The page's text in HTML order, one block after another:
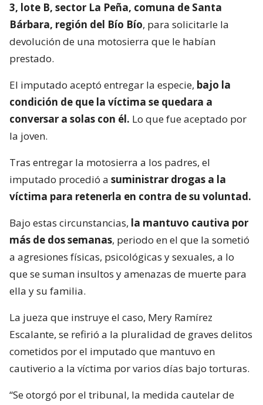
3, lote B, sector La Peña, comuna de Santa
Bárbara, región del Bío Bío, para solicitarle la
devolución de una motosierra que le habían
prestado.
El imputado aceptó entregar la especie, bajo la
condición de que la víctima se quedara a
conversar a solas con él. Lo que fue aceptado por
la joven.
Tras entregar la motosierra a los padres, el
imputado procedió a suministrar drogas a la
víctima para retenerla en contra de su voluntad.
Bajo estas circunstancias, la mantuvo cautiva por
más de dos semanas, periodo en el que la sometió
a agresiones físicas, psicológicas y sexuales, a lo
que se suman insultos y amenazas de muerte para
ella y su familia.
La jueza que instruye el caso, Mery Ramírez
Escalante, se refirió a la pluralidad de graves delitos
cometidos por el imputado que mantuvo en
cautiverio a la víctima por varios días bajo torturas.
“Se otorgó por el tribunal, la medida cautelar de